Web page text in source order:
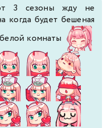
3 сезоны жду не
когда будет бешеная
комнаты